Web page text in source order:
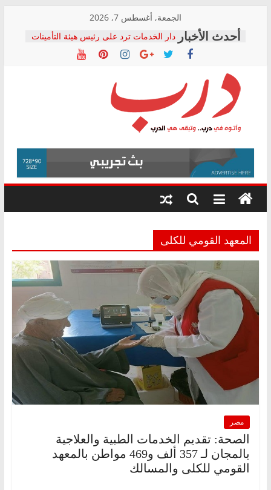
content
الجمعة, أغسطس 7, 2026
دار الخدمات ترد على رئيس هيئة التأمينات
بعد مؤتمره الصحفي: إنكار الأزمة لا ينهي
معاناة أصحاب المعاشات.. ونطالب بكشف
فرحات سليمان يكتب: القطاع الصحي إلى
أين؟
حزب التحالف الشعبي يطلق لجنة “الحق
في الصحة” بالإسكندرية لرصد الانتهاكات
ودعم المرضى
الوزاري لمدينة الصحفيين.. وانتهاء أعمال
إنشاء المبنى الإداري
المجلس القومي لحقوق الإنسان يعلن
متابعة قضية الدكتور محمد زهران.. ويؤكد:
قرينة البراءة وضمانات المحاكمة العادلة
درب
وأتوه
درب..
وتبقى
هي
المعهد القومي للكلى
مصر
الصحة: تقديم الخدمات الطبية والعلاجية
بالمجان لـ 357 ألف و469 مواطن بالمعهد
القومي للكلى والمسالك